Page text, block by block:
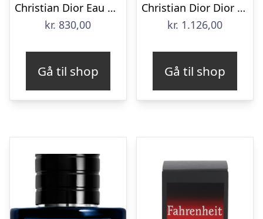
Christian Dior Eau Sauvage Spray – 50 ml
kr. 830,00
Gå til shop
Christian Dior Dior Sauvage Spray
kr. 1.126,00
Gå til shop